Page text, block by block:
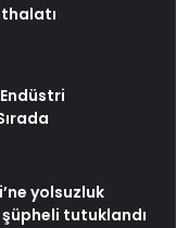
yolsuzluk
tutuklandı